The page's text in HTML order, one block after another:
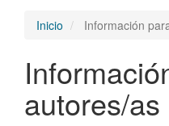
Inicio Información
autores/as